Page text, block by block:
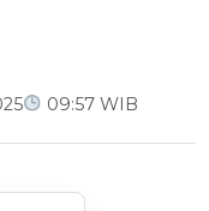
09:57 WIB